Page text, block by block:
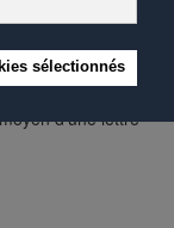
la Fondation.
s’inscrire au
d’une lettre